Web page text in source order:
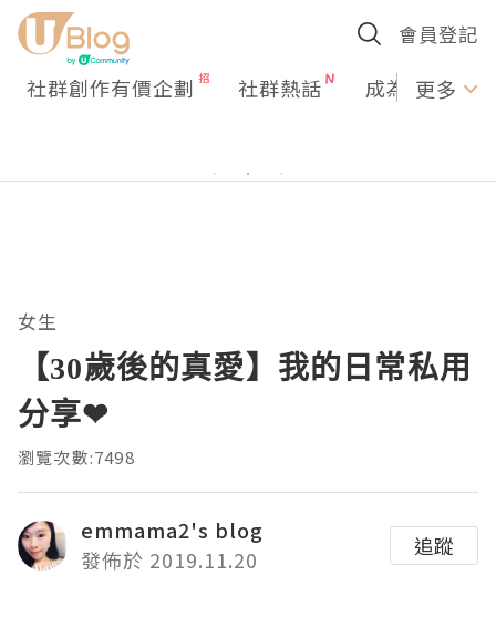
會員登記
社群創作有價企劃 社群熱話 成為U更多
女生
【30歲後的真愛】我的日常私用
分享❤
瀏覽次數:7498
emmama2's blog
發佈於 2019.11.20
追蹤